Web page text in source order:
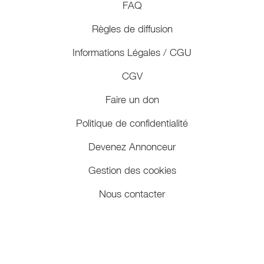
FAQ
Règles de diffusion
Informations Légales / CGU
CGV
Faire un don
Politique de confidentialité
Devenez Annonceur
Gestion des cookies
Nous contacter